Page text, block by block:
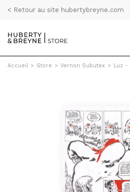
< Retour au site hubertybreyne.com
Accueil > Store > Vernon Subutex > Luz -